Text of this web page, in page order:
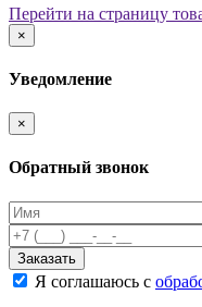
Игровые
Качалки на
Домики-беседки
Развивающие
ПДД для детей
Безопасные
Перейти на страницу
×
Уведомление
×
Обратный звонок
Заказать
Я соглашаюсь с